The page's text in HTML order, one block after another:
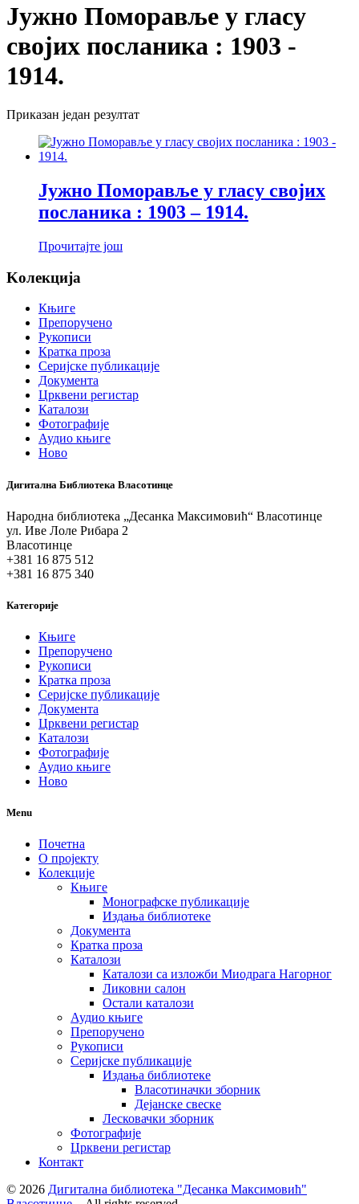
Јужно Поморавље у гласу
својих посланика : 1903 -
1914.
Приказан један резултат
Јужно Поморавље у гласу својих
посланика : 1903 – 1914.
Прочитајте још
Koлекција
Књиге
Препоручено
Рукописи
Кратка проза
Серијске публикације
Документа
Црквени регистар
Каталози
Фотографије
Аудио књиге
Ново
Дигитална Библиотека Власотинце
Народна библиотека „Десанка Максимовић“ Власотинце
ул. Иве Лоле Рибара 2
Власотинце
+381 16 875 512
+381 16 875 340
Категорије
Књиге
Препоручено
Рукописи
Кратка проза
Серијске публикације
Документа
Црквени регистар
Каталози
Фотографије
Аудио књиге
Ново
Menu
Почетна
О пројекту
Колекције
Књиге
Монографске публикације
Издања библиотеке
Документа
Кратка проза
Каталози
Каталози са изложби Миодрага Нагорног
Ликовни салон
Остали каталози
Аудио књиге
Препоручено
Рукописи
Серијске публикације
Издања библиотеке
Власотиначки зборник
Дејанске свеске
Лесковачки зборник
Фотографије
Црквени регистар
Контакт
© 2026 Дигитална библиотека "Десанка Максимовић"